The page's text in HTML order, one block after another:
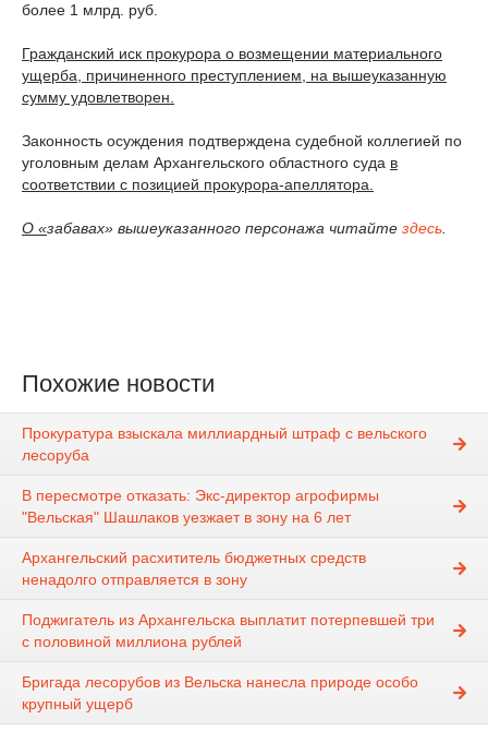
более 1 млрд. руб.
Гражданский иск прокурора о возмещении материального
ущерба, причиненного преступлением, на вышеуказанную
сумму удовлетворен.
Законность осуждения подтверждена судебной коллегией по
уголовным делам Архангельского областного суда в
соответствии с позицией прокурора-апеллятора.
О «забавах» вышеуказанного персонажа читайте здесь
Похожие новости
Прокуратура взыскала миллиардный штраф с вельского
лесоруба
В пересмотре отказать: Экс-директор агрофирмы
"Вельская" Шашлаков уезжает в зону на 6 лет
Архангельский расхититель бюджетных средств
ненадолго отправляется в зону
Поджигатель из Архангельска выплатит потерпевшей три
с половиной миллиона рублей
Бригада лесорубов из Вельска нанесла природе особо
крупный ущерб